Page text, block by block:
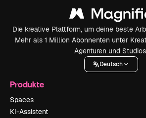
Die kreative Plattform, um deine beste
Mehr als 1 Million Abonnenten unter
Agenturen und
Deutsch
Produkte
Spaces
KI-Assistent